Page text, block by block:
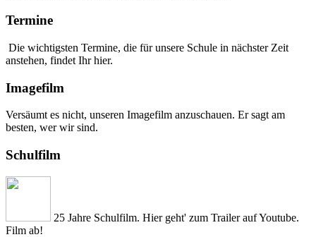
Termine
Die wichtigsten Termine, die für unsere Schule in nächster Zeit
anstehen, findet Ihr hier.
Imagefilm
Versäumt es nicht, unseren Imagefilm anzuschauen. Er sagt am
besten, wer wir sind.
Schulfilm
25 Jahre Schulfilm. Hier geht' zum Trailer auf Youtube.
Film ab!